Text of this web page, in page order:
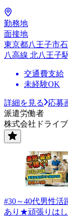
勤務地
面接地
東京都八王子市
八高線 北八王子
交通費支給
未経験OK
詳細を見る
応募
派遣労働者
株式会社ドライ
#30～40代男性
あり★頑張りは